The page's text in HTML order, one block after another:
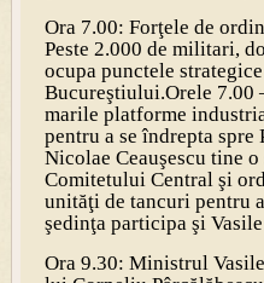
Ora 7.00: Forţele de
Peste 2.000 de militari,
ocupa punctele
Bucureştiului.Orele 7.00
marile platforme
pentru a se îndrepta spre
Nicolae Ceauşescu tine
Comitetului Central şi
unităţi de tancuri pentru
şedinţa participa şi
Ora 9.30: Ministrul